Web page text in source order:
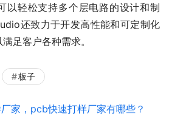
以轻松支持多个层电路的设计和制
还致力于开发高性能和可定制化
足客户各种需求。
板子
家，pcb快速打样厂家有哪些？